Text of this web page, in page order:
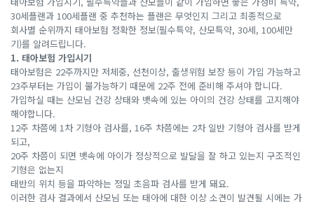
30세플랜과 100세플랜 중 추천하는 플랜은 무엇인지 그리고 최종적으로
회사별 순위까지 태아보험 정확한 정보(필수특약, 산모특약, 30세, 100세만
기)를 알려드립니다.
1. 태아보험 가입시기
태아보험은 22주까지만 저체중, 선천이상, 출생위험 보장 등이 가입 가능하고
23주부터는 가입이 불가능하기 때문에 22주 전에 준비해 주셔야 합니다.
가입하실 때는 산모님 건강 상태와 뱃속에 있는 아이의 건강 상태를 고지해야
해야합니다.
12주 차쯤에 1차 기형아 검사를, 16주 차쯤에는 2차 일반 기형아 검사를 받게
되고,
20주 차쯤이 되면 뱃속에 아이가 정상적으로 발달을 잘 하고 있는지 구조적인
기형은 없는지
태반의 위치 등을 파악하는 정밀 초음파 검사를 받게 돼요.
이러한 검사 결과에서 산모님 또는 태아에 대한 이상 소견이 발견될 시에는 가